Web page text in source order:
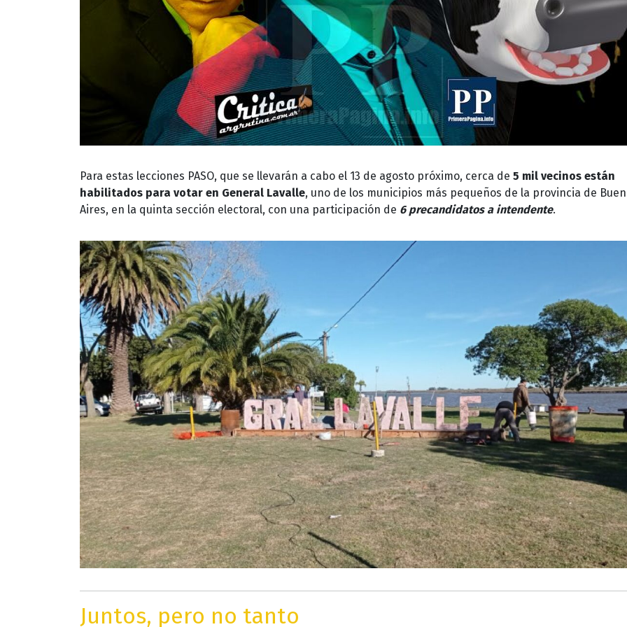
Para estas lecciones PASO, que se llevarán a cabo el 13 de agosto próximo, cerca de 5 mil vecinos están
habilitados para votar en General Lavalle, uno de los municipios más pequeños de la provincia de
Aires, en la quinta sección electoral, con una participación de 6 precandidatos a intendente.
Juntos, pero no tanto